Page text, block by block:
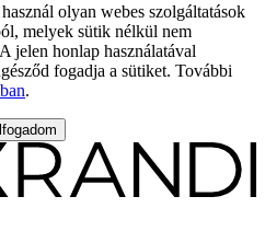
olyan webes szolgáltatások
melyek sütik nélkül nem
jelen honlap használatával
fogadja a sütiket. További
.